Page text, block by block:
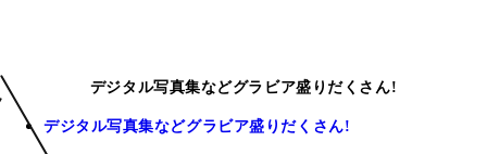
デジタル写真集などグラビア盛りだくさん!
デジタル写真集などグラビア盛りだくさん!